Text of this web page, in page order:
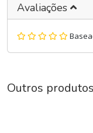
Avaliações
Outros